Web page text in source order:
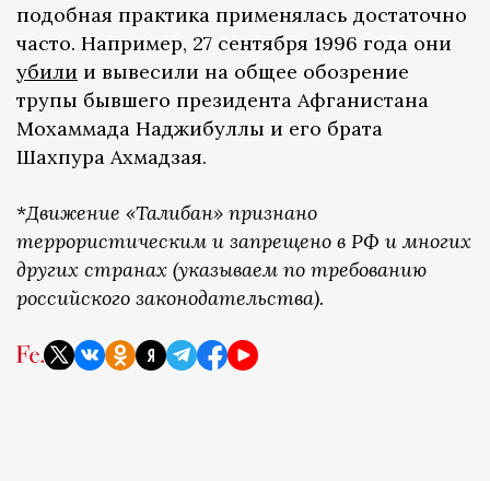
подобная практика применялась достаточно
часто. Например, 27 сентября 1996 года они
убили и вывесили на общее обозрение
трупы бывшего президента Афганистана
Мохаммада Наджибуллы и его брата
Шахпура Ахмадзая.
*Движение «Талибан» признано
террористическим и запрещено в РФ и многих
других странах (указываем по требованию
российского законодательства).